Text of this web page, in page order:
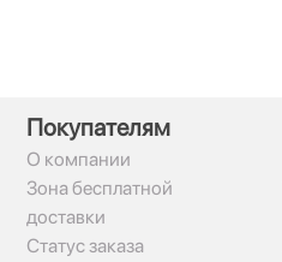
Покупателям
О компании
Зона бесплатной
доставки
Статус заказа